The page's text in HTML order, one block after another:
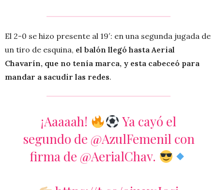
El 2-0 se hizo presente al 19′: en una segunda jugada de
un tiro de esquina, el balón llegó hasta Aerial
Chavarín, que no tenía marca, y esta cabeceó para
mandar a sacudir las redes.
¡Aaaaah!
Ya cayó el
segundo de @AzulFemenil con
firma de @AerialChav.